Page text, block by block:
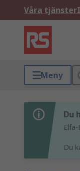
Våra tjänster
Meny
Du
Du